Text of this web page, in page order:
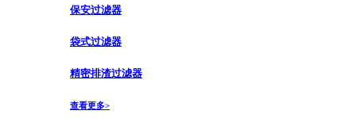
保安过滤器
袋式过滤器
精密排渣过滤器
查看更多>